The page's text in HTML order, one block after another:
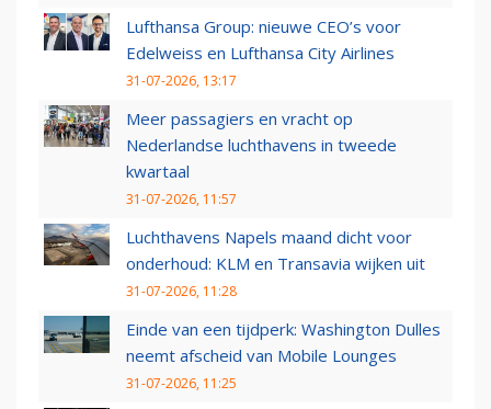
Lufthansa Group: nieuwe CEO’s voor
Edelweiss en Lufthansa City Airlines
31-07-2026, 13:17
Meer passagiers en vracht op
Nederlandse luchthavens in tweede
kwartaal
31-07-2026, 11:57
Luchthavens Napels maand dicht voor
onderhoud: KLM en Transavia wijken uit
31-07-2026, 11:28
Einde van een tijdperk: Washington Dulles
neemt afscheid van Mobile Lounges
31-07-2026, 11:25